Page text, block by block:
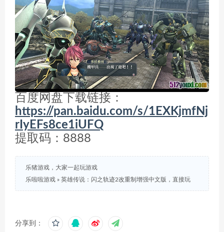
百度网盘下载链接：
https://pan.baidu.com/s/1EXKjmfNj
rIyEFs8ce1iUFQ
提取码：8888
乐猪游戏，大家一起玩游戏
乐啦啦游戏 » 英雄传说：闪之轨迹2改重制增强中文版，直接玩
分享到：